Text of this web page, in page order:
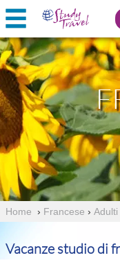
Home › Francese › Adulti
Vacanze studio di